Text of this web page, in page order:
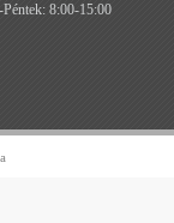
8:00-15:00